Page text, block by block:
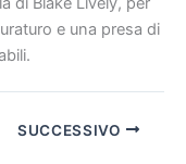
e una presa di
SUCCESSIVO